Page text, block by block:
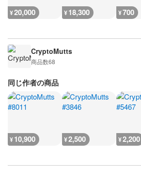
¥20,000 ¥18,300 ¥700
CryptoMutts
商品数68
同じ作者の商品
¥10,900 ¥2,500 ¥2,200